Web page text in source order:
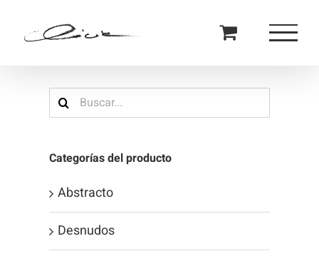
Buscar:
Categorías del producto
Abstracto
Desnudos